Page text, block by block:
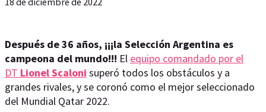
Después de 36 años, ¡¡¡la Selección Argentina es
campeona del mundo!!! El equipo comandado por el
DT Lionel Scaloni superó todos los obstáculos y a
grandes rivales, y se coronó como el mejor seleccionado
del Mundial Qatar 2022.